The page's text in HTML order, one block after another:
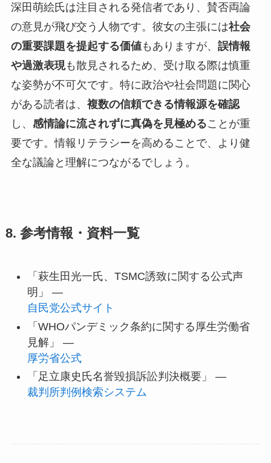
深田萌絵氏は注目される発信者であり、賛否両論
の意見が飛び交う人物です。彼女の主張には社会
の重要課題を提起する価値もありますが、 誤情報
や過激表現も散見されるため、受け取る際は慎重
な姿勢が不可欠です。特に政治や社会問題に関心
がある読者は、 複数の信頼できる情報源を確認
し、 感情論に流されずに真偽を見極めることが重
要です。情報リテラシーを高めることで、より健
全な議論と理解につながるでしょう。
8. 参考情報・資料一覧
「萩生田光一氏、TSMC誘致に関する公式声
明」 —
自民党公式サイト
「WHOパンデミック条約に関する厚生労働省
見解」 —
厚労省公式
「足立康史氏名誉毀損訴訟判決概要」 —
裁判所判例検索システム